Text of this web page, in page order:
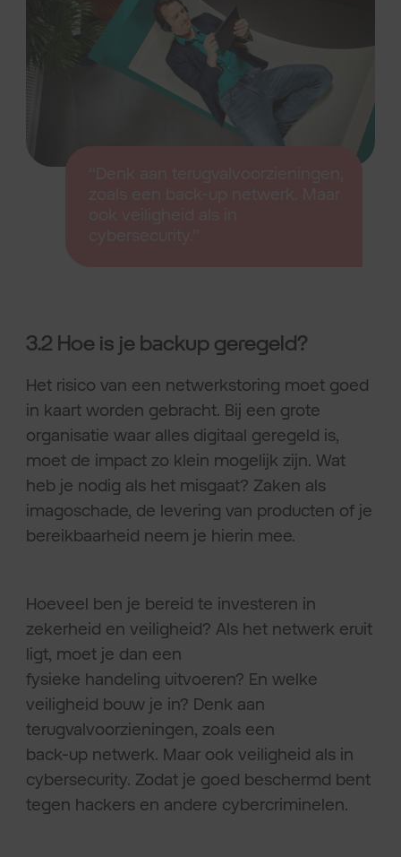
3.2 Hoe is je backup geregeld?
Het risico van een netwerkstoring moet goed
in kaart worden gebracht. Bij een grote
organisatie waar alles digitaal geregeld is,
moet de impact zo klein mogelijk zijn. Wat
heb je nodig als het misgaat? Zaken als
imagoschade, de levering van producten of je
bereikbaarheid neem je hierin mee.
Hoeveel ben je bereid te investeren in
zekerheid en veiligheid? Als het netwerk eruit
ligt, moet je dan een
fysieke handeling uitvoeren? En welke
veiligheid bouw je in? Denk aan
terugvalvoorzieningen, zoals een
back-up netwerk. Maar ook veiligheid als in
cybersecurity. Zodat je goed beschermd bent
tegen hackers en andere cybercriminelen.